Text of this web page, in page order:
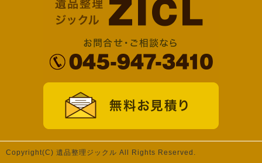
Copyright(C) 遺品整理ジックル All Rights Reserved.